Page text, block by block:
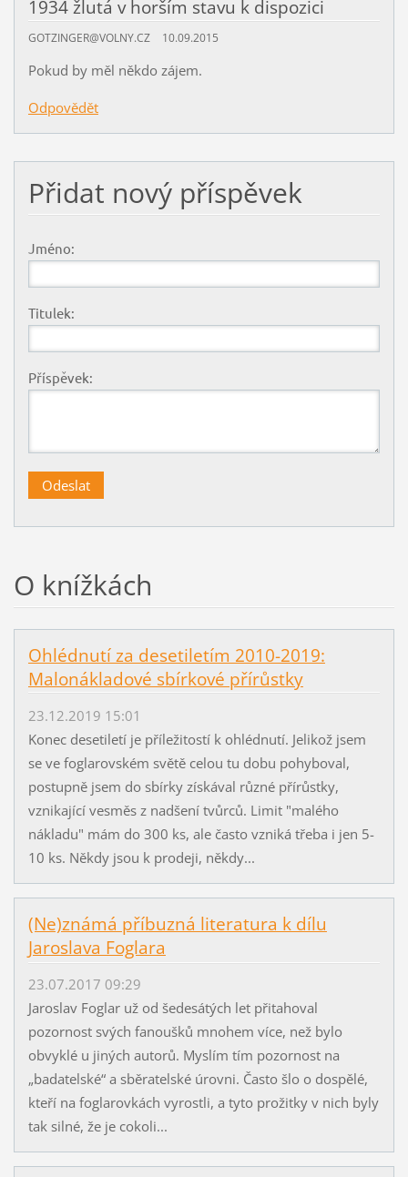
1934 žlutá v horším stavu k dispozici
GOTZINGER@VOLNY.CZ 10.09.2015
Pokud by měl někdo zájem.
Odpovědět
Přidat nový příspěvek
Jméno:
Titulek:
Příspěvek:
O knížkách
Ohlédnutí za desetiletím 2010-2019:
Malonákladové sbírkové přírůstky
23.12.2019 15:01
Konec desetiletí je příležitostí k ohlédnutí. Jelikož jsem
se ve foglarovském světě celou tu dobu pohyboval,
postupně jsem do sbírky získával různé přírůstky,
vznikající vesměs z nadšení tvůrců. Limit "malého
nákladu" mám do 300 ks, ale často vzniká třeba i jen 5-
10 ks. Někdy jsou k prodeji, někdy...
(Ne)známá příbuzná literatura k dílu
Jaroslava Foglara
23.07.2017 09:29
Jaroslav Foglar už od šedesátých let přitahoval
pozornost svých fanoušků mnohem více, než bylo
obvyklé u jiných autorů. Myslím tím pozornost na
„badatelské“ a sběratelské úrovni. Často šlo o dospělé,
kteří na foglarovkách vyrostli, a tyto prožitky v nich byly
tak silné, že je cokoli...